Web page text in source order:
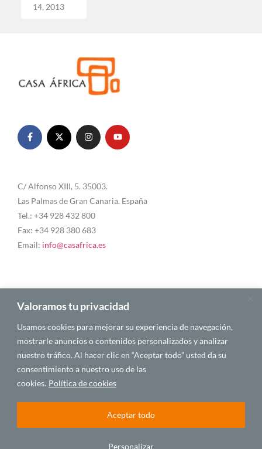
Valoramos tu privacidad
Usamos cookies para mejorar su experiencia de navegación,
mostrarle anuncios o contenidos personalizados y analizar
nuestro tráfico. Al hacer clic en “Aceptar todo” usted da su
consentimiento a nuestro uso de las
cookies. Política de cookies
Personalizar
Aceptar todo
14, 2013
C/ Alfonso XIII, 5. 35003.
Las Palmas de Gran Canaria. España
Tel.: +34 928 432 800
Fax: +34 928 380 683
Email: info@casafrica.es
Blog
Quiénes somos
Autores
Español